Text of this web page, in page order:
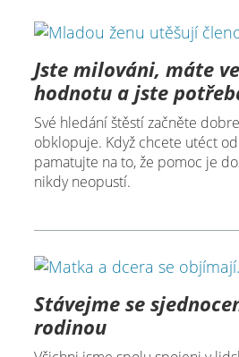
Jste milováni, máte
hodnotu a jste
Své hledání štěstí začněte
obklopuje. Když chcete utéct
pamatujte na to, že pomoc je
nikdy neopustí.
Stávejme se
rodinou